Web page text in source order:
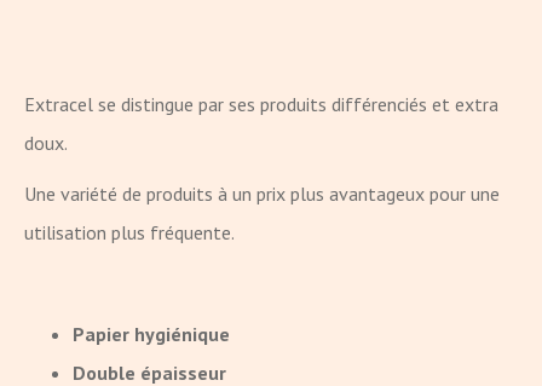
Extracel se distingue par ses produits différenciés et extra
doux.
Une variété de produits à un prix plus avantageux pour une
utilisation plus fréquente.
Papier hygiénique
Double épaisseur